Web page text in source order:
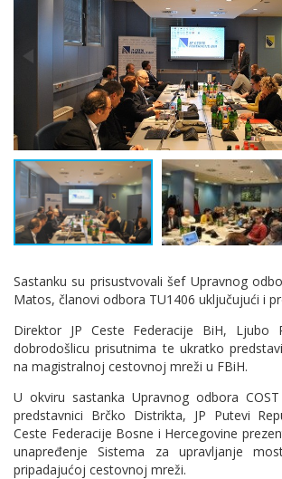
Sastanku su prisustvovali šef Upravnog
Matos, članovi odbora TU1406 uključujući i
Direktor JP Ceste Federacije BiH, Ljubo
dobrodošlicu prisutnima te ukratko
na magistralnoj cestovnoj mreži u FBiH.
U okviru sastanka Upravnog odbora
predstavnici Brčko Distrikta, JP Putevi
Ceste Federacije Bosne i Hercegovine
unapređenje Sistema za upravljanje
pripadajućoj cestovnoj mreži.